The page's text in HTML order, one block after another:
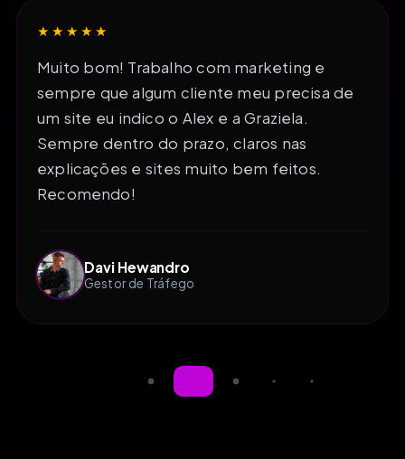
★★★★★
Muito bom! Trabalho com marketing e
sempre que algum cliente meu precisa de
um site eu indico o Alex e a Graziela.
Sempre dentro do prazo, claros nas
explicações e sites muito bem feitos.
Recomendo!
Davi Hewandro
Gestor de Tráfego